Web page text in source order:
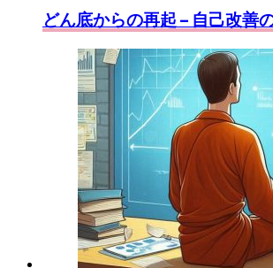
どん底からの再起 – 自己改善